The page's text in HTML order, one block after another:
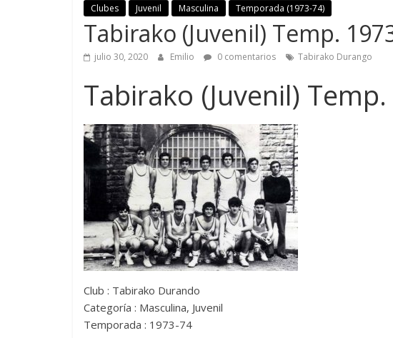
Clubes Juvenil Masculina Temporada (1973-74)
Tabirako (Juvenil) Temp.
julio 30, 2020 Emilio 0 comentarios Tabirako Durango
Tabirako (Juvenil)
Club : Tabirako Durando
Categoría : Masculina, Juvenil
Temporada : 1973-74